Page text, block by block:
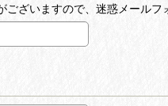
ざいますので、迷惑メールフ